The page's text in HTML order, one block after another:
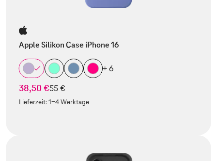
Apple Silikon Case iPhone 16
+ 6
38,50 €statt
55 €
Lieferzeit:1-4 Werktage